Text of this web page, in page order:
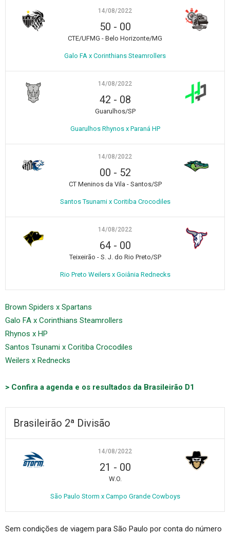
14/08/2022
50 - 00
CTE/UFMG - Belo Horizonte/MG
Galo FA x Corinthians Steamrollers
14/08/2022
42 - 08
Guarulhos/SP
Guarulhos Rhynos x Paraná HP
14/08/2022
00 - 52
CT Meninos da Vila - Santos/SP
Santos Tsunami x Coritiba Crocodiles
14/08/2022
64- 00
Teixeirão - S. J. do Rio Preto/SP
Rio Preto Weilers x Goiânia Rednecks
Brown Spiders x Spartans
Galo FA x Corinthians Steamrollers
Rhynos x HP
Santos Tsunami x Coritiba Crocodiles
Weilers x Rednecks
> Confira a agenda e os resultados da Brasileirão D1
Brasileirão 2ª Divisão
14/08/2022
21 - 00
W.O.
São Paulo Storm x Campo Grande Cowboys
Sem condições de viagem para São Paulo por conta do número